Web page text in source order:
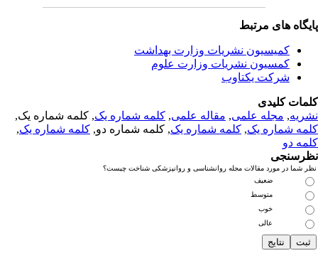
های مرتبط
کمیسیون نشریات وزارت بهداشت
کمسیون نشریات وزارت علوم
شرکت یکتاوب
کلیدی
,مجله علمی, مقاله علمی, کلمه شماره یک, کلمه شماره یک,
شماره یک,کلمه شماره یک, کلمه شماره دو,کلمه شماره یک,
دو
شما در مورد مقالات مجله روانشناسی و روانپزشکی شناخت چیست؟
ضعیف
متوسط
خوب
عالی